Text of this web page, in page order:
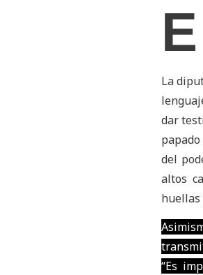
E
La
dar
del
altos
huellas
“Es